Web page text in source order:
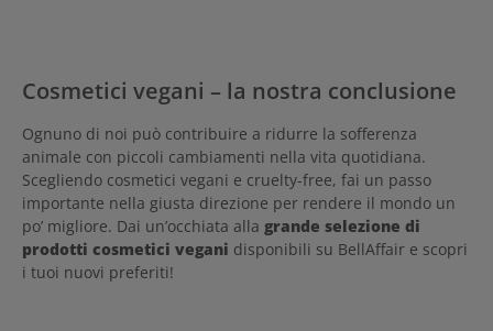
Cosmetici vegani – la nostra conclusione
Ognuno di noi può contribuire a ridurre la sofferenza
animale con piccoli cambiamenti nella vita quotidiana.
Scegliendo cosmetici vegani e cruelty-free, fai un passo
importante nella giusta direzione per rendere il mondo un
po’ migliore. Dai un’occhiata alla grande selezione di
prodotti cosmetici vegani disponibili su BellAffair e scopri
i tuoi nuovi preferiti!